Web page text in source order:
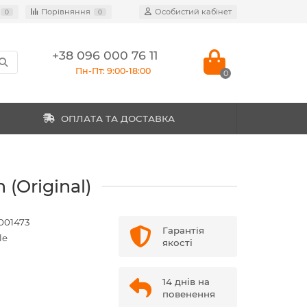
0 Порівняння 0 Особистий кабінет
+38 096 000 76 11
Пн-Пт: 9:00-18:00 0
ОПЛАТА ТА ДОСТАВКА
(Original)
Гарантія
якості
14 днів на
повенення